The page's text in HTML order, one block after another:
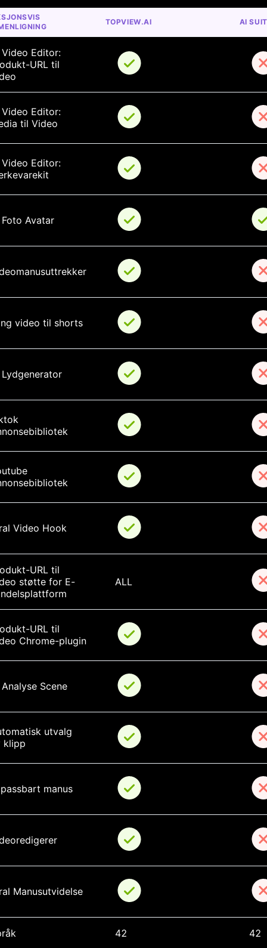
TOPVIEW.AI AI
Video Editor:
URL til
Video Editor:
til Video
Video Editor:
Avatar
video til shorts
Video Hook
URL til
støtte for E-
ALL
URL til
Chrome-plugin
Scene
utvalg
klipp
manus
Manusutvidelse
42 42